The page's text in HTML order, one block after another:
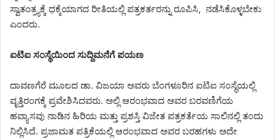
ಸ್ವಾತಂತ್ರ್ಯಕ್ಕೆ ಧಕ್ಕೆಯಾಗದ ರೀತಿಯಲ್ಲಿ ಪತ್ರಕರ್ತರನ್ನು ರೂಪಿಸಿ, ನಡೆಸಿಕೊಳ್ಳಬೇಕು
ಎಂದರು.
ಐಟಿಐ ಸಂಸ್ಥೆಯಿಂದ ಸುದ್ದಿಮನೆಗೆ ಪಯಣ
ದಾವಣಗೆರೆ ಮೂಲದ ಡಾ. ವಿಜಯಾ ಅವರು ಬೆಂಗಳೂರಿನ ಐಟಿಐ ಸಂಸ್ಥೆಯಲ್ಲಿ
ವೃತ್ತಿರಂಗಕ್ಕೆ ಪ್ರವೇಶಿಸಿದವರು. ಅಲ್ಲಿ ಆರಂಭವಾದ ಅವರ ಬರವಣಿಗೆಯ
ಹವ್ಯಾಸವು ನಾಡಿನ ಹಿರಿಯ ಮತ್ತು ಪ್ರಶಸ್ತಿ ವಿಜೇತ ಪತ್ರಕರ್ತೆಯ ಸಾಲಿನಲ್ಲಿ ತಂದು
ನಿಲ್ಲಿಸಿದೆ. ಪ್ರಜಾಮತ ಪತ್ರಿಕೆಯಲ್ಲಿ ಆರಂಭವಾದ ಅವರ ಬರಹಗಳು ಅದೇ